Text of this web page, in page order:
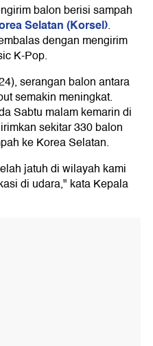
balon berisi sampah
Selatan (Korsel).
dengan mengirim
K-Pop.
serangan balon antara
semakin meningkat.
Sabtu malam kemarin di
sekitar 330 balon
ke Korea Selatan.
jatuh di wilayah kami
di udara," kata Kepala